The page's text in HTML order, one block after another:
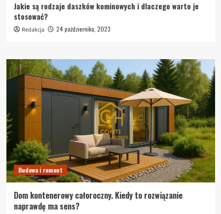
Jakie są rodzaje daszków kominowych i dlaczego warto je
stosować?
Redakcja 24 października, 2023
Budowa i remont
Dom kontenerowy całoroczny. Kiedy to rozwiązanie
naprawdę ma sens?